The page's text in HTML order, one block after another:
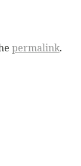
permalink.